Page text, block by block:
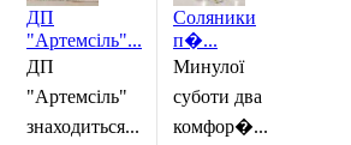
ДП
"Артемсіль"...
ДП
"Артемсіль"
знаходиться...
Соляники
п�...
Минулої
суботи два
комфор�...